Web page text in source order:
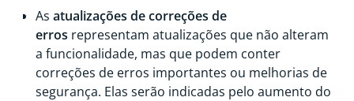
As atualizações de correções de
erros representam atualizações que não alteram
a funcionalidade, mas que podem conter
correções de erros importantes ou melhorias de
segurança. Elas serão indicadas pelo aumento do